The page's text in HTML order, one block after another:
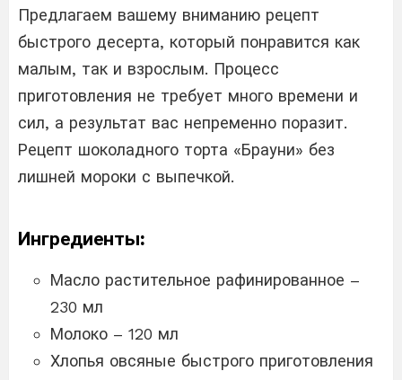
Предлагаем вашему вниманию рецепт
быстрого десерта, который понравится как
малым, так и взрослым. Процесс
приготовления не требует много времени и
сил, а результат вас непременно поразит.
Рецепт шоколадного торта «Брауни» без
лишней мороки с выпечкой.
Ингредиенты:
Масло растительное рафинированное –
230 мл
Молоко – 120 мл
Хлопья овсяные быстрого приготовления